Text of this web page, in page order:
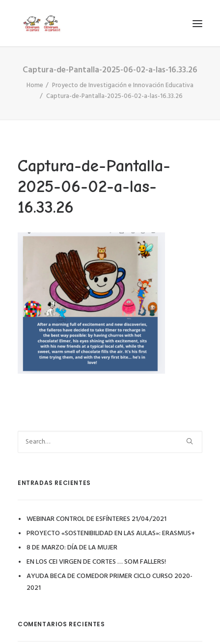
INICIO
VIRGEN DE CORTES
SECRETARÍA
LODP
SEARCH
Captura-de-Pantalla-2025-06-02-a-las-16.33.26
Home
Proyecto de Investigación e Innovación Educativa
Captura-de-Pantalla-2025-06-02-a-las-16.33.26
Captura-de-Pantalla-
2025-06-02-a-las-
16.33.26
ENTRADAS RECIENTES
WEBINAR CONTROL DE ESFÍNTERES 21/04/2021
PROYECTO «SOSTENIBILIDAD EN LAS AULAS»: ERASMUS+
8 DE MARZO: DÍA DE LA MUJER
EN LOS CEI VIRGEN DE CORTES … SOM FALLERS!
AYUDA BECA DE COMEDOR PRIMER CICLO CURSO 2020-
2021
COMENTARIOS RECIENTES